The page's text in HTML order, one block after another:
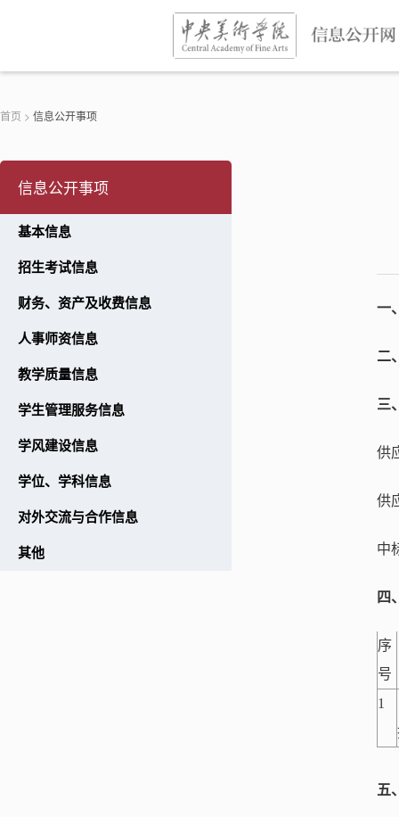
首页 > 信息公开事项
信息公开事项
基本信息
招生考试信息
财务、资产及收费信息
人事师资信息
教学质量信息
学生管理服务信息
学风建设信息
学位、学科信息
对外交流与合作信息
其他
一
二
三
供
供
中
四
序
号
1
五